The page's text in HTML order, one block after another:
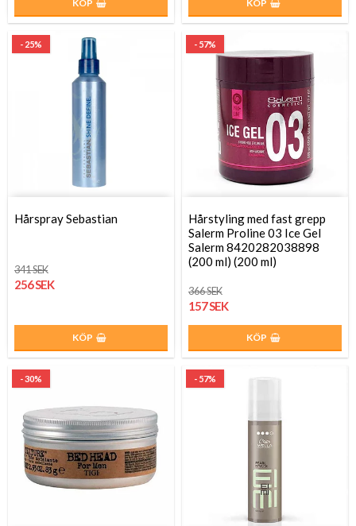
KÖP KÖP
- 25%
Hårspray Sebastian
341 SEK
256 SEK
KÖP
- 57%
Hårstyling med fast grepp
Salerm Proline 03 Ice Gel
Salerm 8420282038898
(200 ml) (200 ml)
366 SEK
157 SEK
KÖP
- 30% - 57%